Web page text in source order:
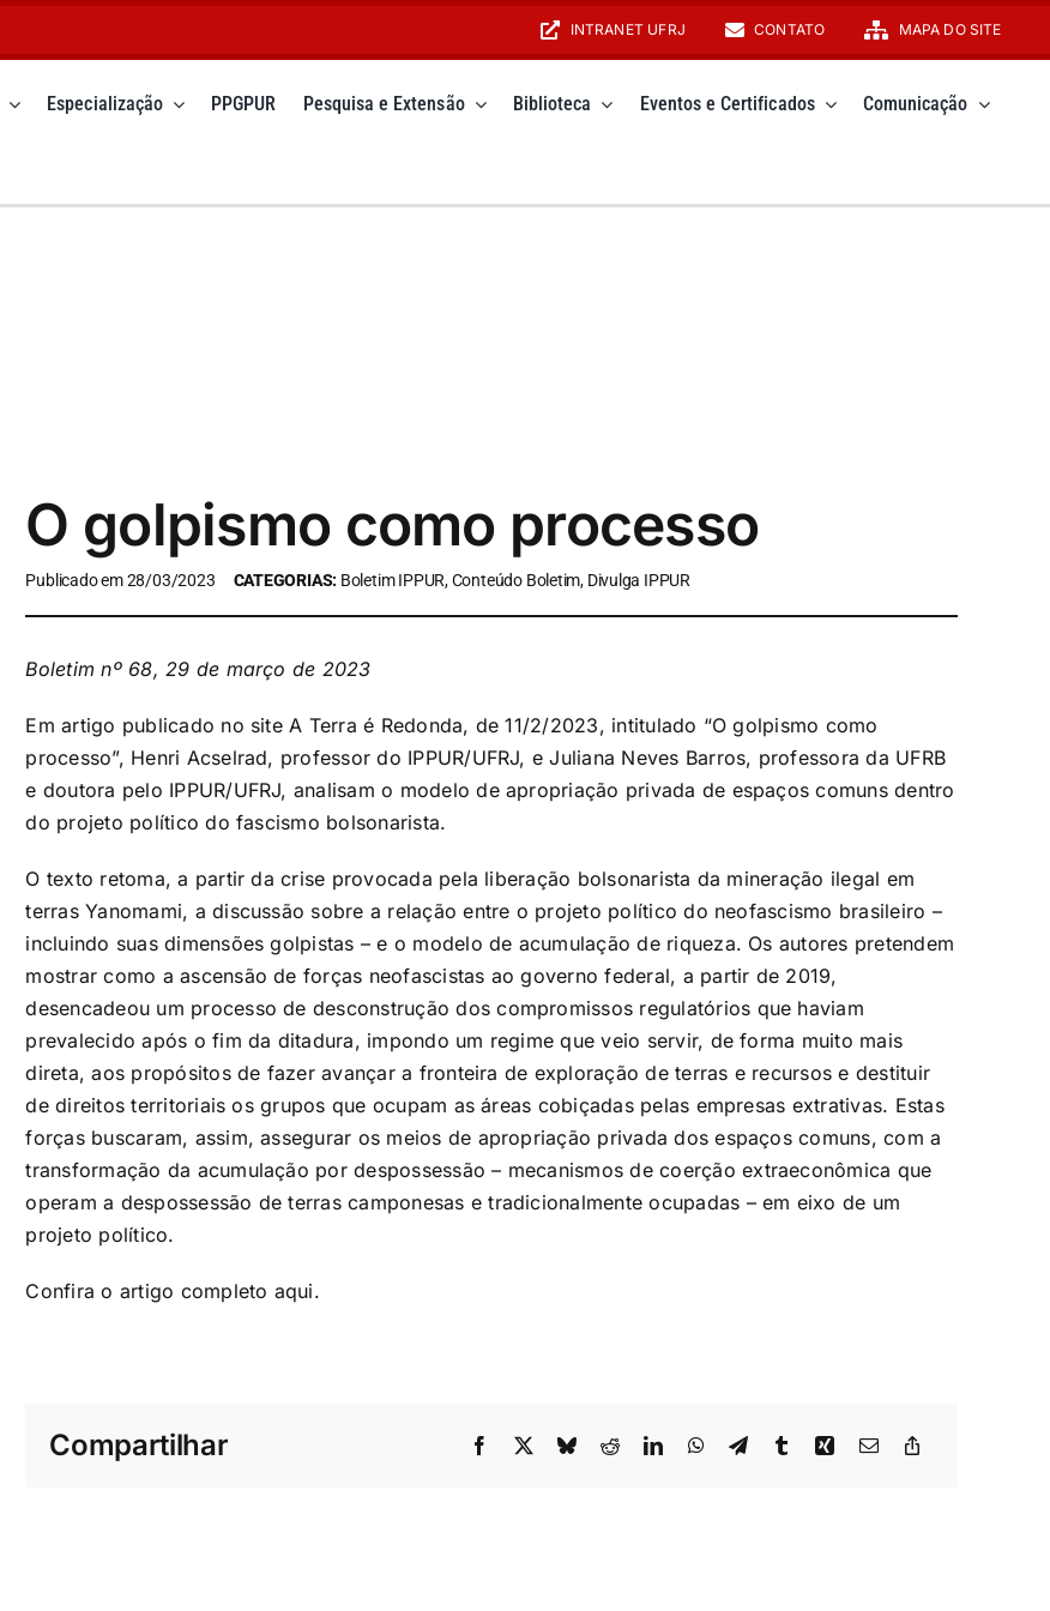
INTRANET UFRJ CONTATO MAPA DO SITE
Especialização PPGPUR Pesquisa e Extensão Biblioteca Eventos e Certificados Comunicação
O golpismo como processo
Publicado em 28/03/2023 CATEGORIAS: Boletim IPPUR, Conteúdo Boletim, Divulga IPPUR
Boletim nº 68, 29 de março de 2023
Em artigo publicado no site A Terra é Redonda, de 11/2/2023, intitulado “O golpismo como
processo”, Henri Acselrad, professor do IPPUR/UFRJ, e Juliana Neves Barros, professora da UFRB
e doutora pelo IPPUR/UFRJ, analisam o modelo de apropriação privada de espaços comuns dentro
do projeto político do fascismo bolsonarista.
O texto retoma, a partir da crise provocada pela liberação bolsonarista da mineração ilegal em
terras Yanomami, a discussão sobre a relação entre o projeto político do neofascismo brasileiro –
incluindo suas dimensões golpistas – e o modelo de acumulação de riqueza. Os autores pretendem
mostrar como a ascensão de forças neofascistas ao governo federal, a partir de 2019,
desencadeou um processo de desconstrução dos compromissos regulatórios que haviam
prevalecido após o fim da ditadura, impondo um regime que veio servir, de forma muito mais
direta, aos propósitos de fazer avançar a fronteira de exploração de terras e recursos e destituir
de direitos territoriais os grupos que ocupam as áreas cobiçadas pelas empresas extrativas. Estas
forças buscaram, assim, assegurar os meios de apropriação privada dos espaços comuns, com a
transformação da acumulação por despossessão – mecanismos de coerção extraeconômica que
operam a despossessão de terras camponesas e tradicionalmente ocupadas – em eixo de um
projeto político.
Confira o artigo completo aqui.
Compartilhar